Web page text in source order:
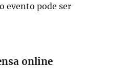
evento pode ser
online